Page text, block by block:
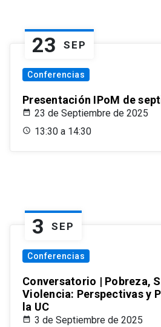
23 SEP
Conferencias
Presentación IPoM de
23 de Septiembre de 2025
13:30 a 14:30
3 SEP
Conferencias
Conversatorio | Pobreza,
Violencia: Perspectivas y
la UC
3 de Septiembre de 2025